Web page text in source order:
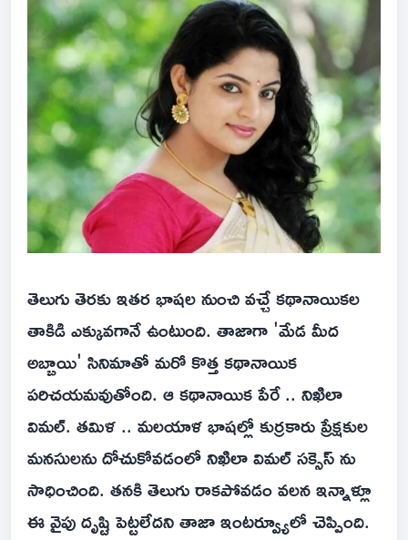
తెలుగు తెరకు ఇతర భాషల నుంచి వచ్చే కథానాయికల
తాకిడి ఎక్కువగానే ఉంటుంది. తాజాగా 'మేడ మీద
అబ్బాయి' సినిమాతో మరో కొత్త కథానాయిక
పరిచయమవుతోంది. ఆ కథానాయిక పేరే .. నిఖిలా
విమల్. తమిళ .. మలయాళ భాషల్లో కుర్రకారు ప్రేక్షకుల
మనసులను దోచుకోవడంలో నిఖిలా విమల్ సక్సెస్ ను
సాధించింది. తనకి తెలుగు రాకపోవడం వలన ఇన్నాళ్లూ
ఈ వైపు దృష్టి పెట్టలేదని తాజా ఇంటర్వ్యూలో చెప్పింది.